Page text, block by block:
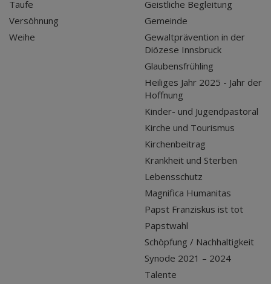
Taufe
Versöhnung
Weihe
Geistliche Begleitung
Gemeinde
Gewaltprävention in der
Diözese Innsbruck
Glaubensfrühling
Heiliges Jahr 2025 - Jahr der
Hoffnung
Kinder- und Jugendpastoral
Kirche und Tourismus
Kirchenbeitrag
Krankheit und Sterben
Lebensschutz
Magnifica Humanitas
Papst Franziskus ist tot
Papstwahl
Schöpfung / Nachhaltigkeit
Synode 2021 – 2024
Talente